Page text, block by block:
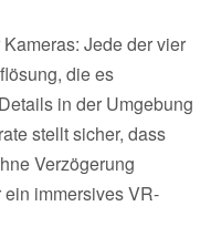
Jede der vier
die es
in der Umgebung
stellt sicher, dass
Verzögerung
immersives VR-